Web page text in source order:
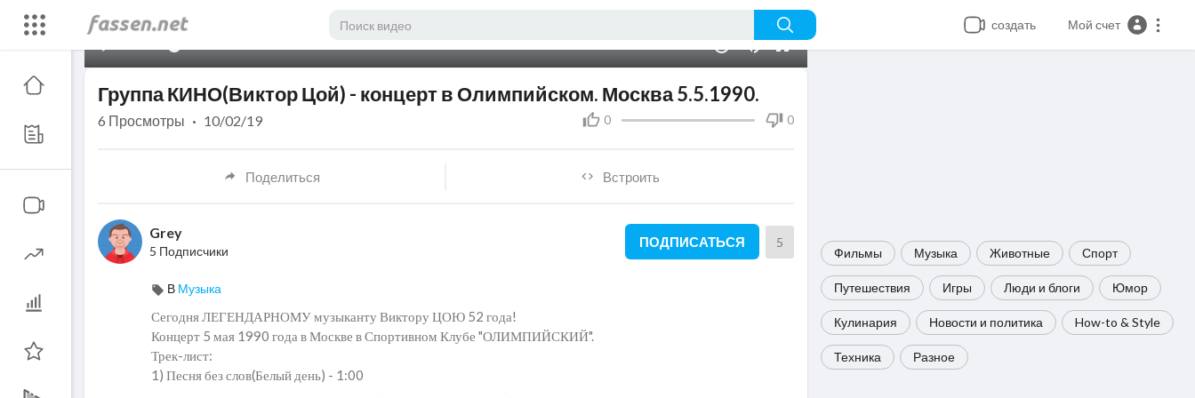
создать Мой счет
Фильмы Музыка Животные Спорт
Путешествия Игры Люди и блоги Юмор
Кулинария Новости и политика How-to & Style
Техника Разное
Группа КИНО(Виктор Цой) - концерт в Олимпийском. Москва 5.5.1990.
0 0
6 Просмотры · 10/02/19
Поделиться Встроить
Grey
5 Подписчики
ПОДПИСАТЬСЯ 5
В Музыка
Сегодня ЛЕГЕНДАРНОМУ музыканту Виктору ЦОЮ 52 года!
Концерт 5 мая 1990 года в Москве в Спортивном Клубе "ОЛИМПИЙСКИЙ".
Трек-лист:
1) Песня без слов(Белый день) - 1:00